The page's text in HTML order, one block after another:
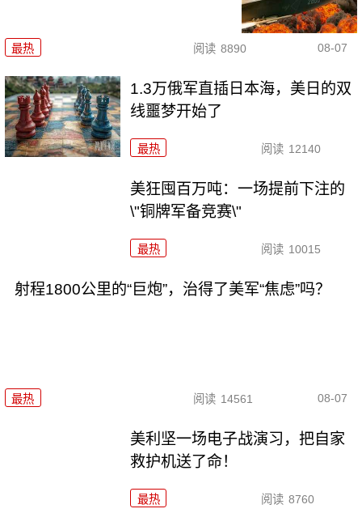
最热 阅读 8890 08-07
1.3万俄军直插日本海，美日的双
线噩梦开始了
最热 阅读 12140
美狂囤百万吨：一场提前下注的
\"铜牌军备竞赛\"
最热 阅读 10015
射程1800公里的“巨炮”，治得了美军“焦虑”吗？
最热 阅读 14561 08-07
美利坚一场电子战演习，把自家
救护机送了命！
最热 阅读 8760